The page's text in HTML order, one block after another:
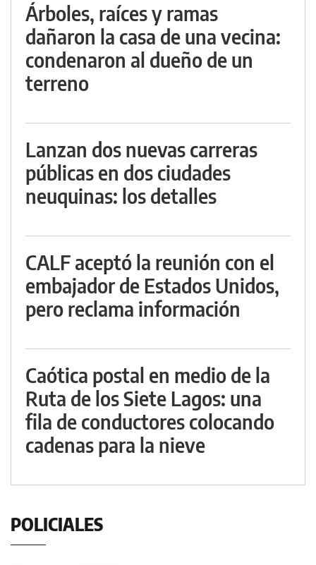
Árboles, raíces y ramas
dañaron la casa de una vecina:
condenaron al dueño de un
terreno
Lanzan dos nuevas carreras
públicas en dos ciudades
neuquinas: los detalles
CALF aceptó la reunión con el
embajador de Estados Unidos,
pero reclama información
Caótica postal en medio de la
Ruta de los Siete Lagos: una
fila de conductores colocando
cadenas para la nieve
POLICIALES